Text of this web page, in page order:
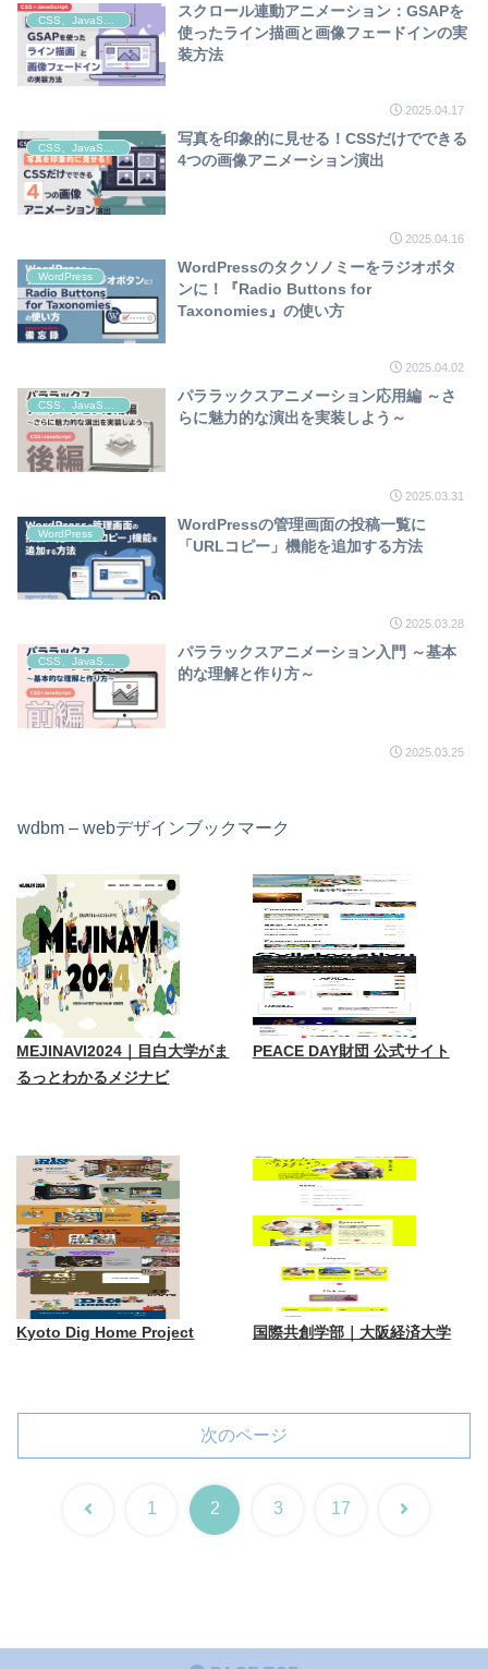
スクロール連動アニメーション：GSAPを
使ったライン描画と画像フェードインの実
装方法
2025.04.17
CSS、JavaScript
写真を印象的に見せる！CSSだけでできる
4つの画像アニメーション演出
2025.04.16
WordPress
WordPressのタクソノミーをラジオボタ
ンに！『Radio Buttons for
Taxonomies』の使い方
2025.04.02
パララックスアニメーション応用編 ～さ
らに魅力的な演出を実装しよう～
2025.03.31
WordPress
WordPressの管理画面の投稿一覧に
「URLコピー」機能を追加する方法
2025.03.28
CSS、JavaScript
パララックスアニメーション入門 ～基本
的な理解と作り方～
2025.03.25
wdbm – webデザインブックマーク
MEJINAVI2024｜目白大学がま
るっとわかるメジナビ
PEACE DAY財団 公式サイト
Kyoto Dig Home Project 国際共創学部｜大阪経済大学
次のページ
前 1 2 3 17 次